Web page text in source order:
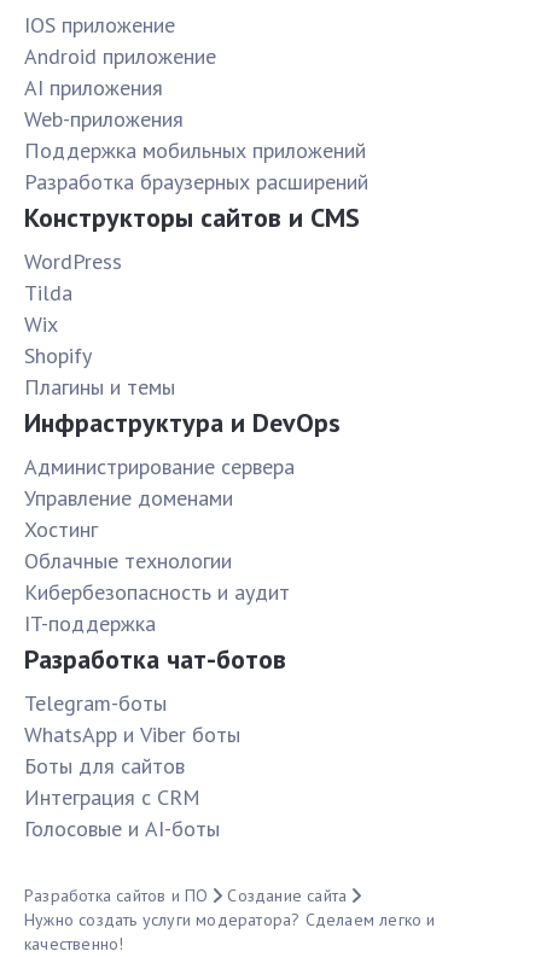
IOS приложение
Android приложение
AI приложения
Web-приложения
Поддержка мобильных приложений
Разработка браузерных расширений
Конструкторы сайтов и CMS
WordPress
Tilda
Wix
Shopify
Плагины и темы
Инфраструктура и DevOps
Администрирование сервера
Управление доменами
Хостинг
Облачные технологии
Кибербезопасность и аудит
IT-поддержка
Разработка чат-ботов
Telegram-боты
WhatsApp и Viber боты
Боты для сайтов
Интеграция с CRM
Голосовые и AI-боты
Разработка сайтов и ПО
Создание сайта
Нужно создать услуги модератора? Сделаем легко и
качественно!